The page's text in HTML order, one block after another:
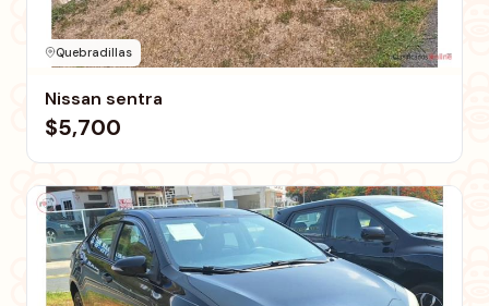
Quebradillas
Nissan sentra
$5,700